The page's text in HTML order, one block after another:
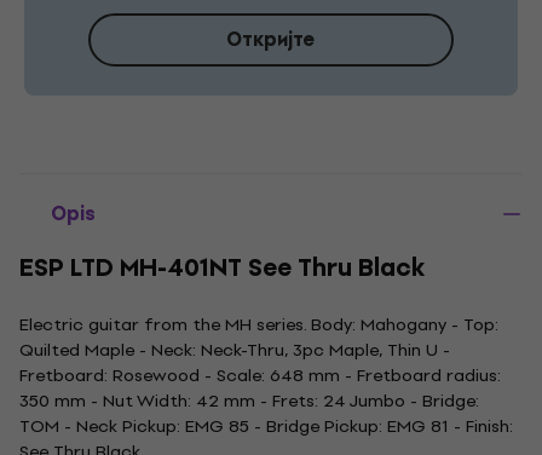
Откријте
Opis
ESP LTD MH-401NT See Thru Black
Electric guitar from the MH series. Body: Mahogany - Top:
Quilted Maple - Neck: Neck-Thru, 3pc Maple, Thin U -
Fretboard: Rosewood - Scale: 648 mm - Fretboard radius:
350 mm - Nut Width: 42 mm - Frets: 24 Jumbo - Bridge:
TOM - Neck Pickup: EMG 85 - Bridge Pickup: EMG 81 - Finish: